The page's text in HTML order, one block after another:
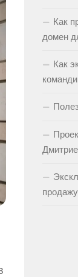
Как
домен
Как
продажу